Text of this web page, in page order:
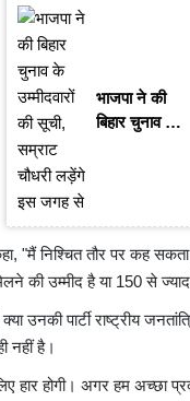
भाजपा ने की
बिहार चुनाव के
"मैं निश्चित तौर पर कह
की उम्मीद है या 150 से
पार्टी राष्ट्रीय
नहीं है।
हार होगी। अगर हम अच्छा